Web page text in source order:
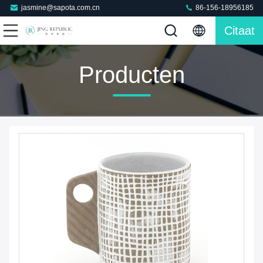
jasmine@sapota.com.cn 86-156-18956185
Citaat
Producten